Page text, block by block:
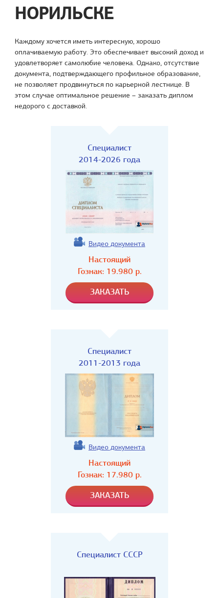
НОРИЛЬСКЕ
Каждому хочется иметь интересную, хорошо
оплачиваемую работу. Это обеспечивает высокий доход и
удовлетворяет самолюбие человека. Однако, отсутствие
документа, подтверждающего профильное образование,
не позволяет продвинуться по карьерной лестнице. В
этом случае оптимальное решение – заказать диплом
недорого с доставкой.
Специалист
2014-2026 года
Видео документа
Настоящий
Гознак: 19.980р.
Специалист
2011-2013 года
Видео документа
Настоящий
Гознак: 17.980р.
Специалист СССР